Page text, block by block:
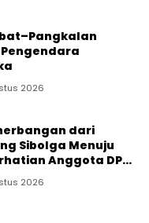
2026
dari
Sibolga Menuju
Anggota DPR
Nasution
2026